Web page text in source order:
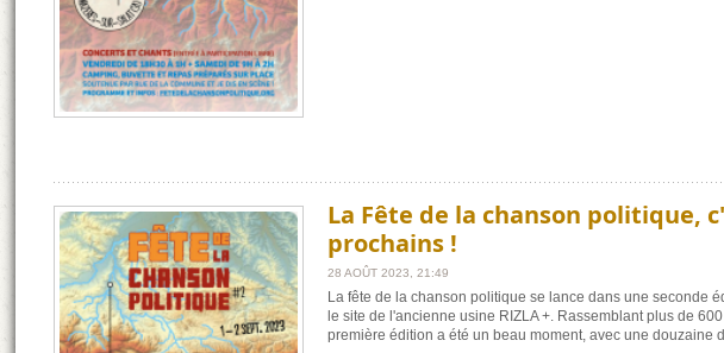
La Fête de la chanson politique,
prochains !
28 AOÛT 2023, 21:49
La fête de la chanson politique se lance dans une seconde
le site de l'ancienne usine RIZLA +. Rassemblant plus de
première édition a été un beau moment, avec une douzaine